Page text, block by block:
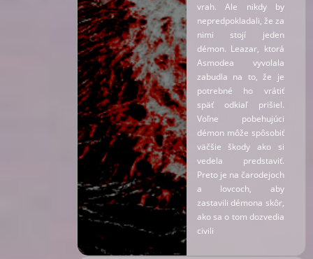
vrah. Ale nikdy by
nepredpokladali, že za
nimi stojí jeden
démon. Leazar, ktorá
Asmodea vyvolala
zabudla na to, že je
potrebné ho vrátiť
späť odkiaľ prišiel.
Voľne pobehujúci
démon môže spôsobiť
väčšie škody ako si
vedela predstaviť.
Preto je na čarodejoch
a lovcoch, aby
zastavili démona skôr,
ako sa o tom dozvedia
civili